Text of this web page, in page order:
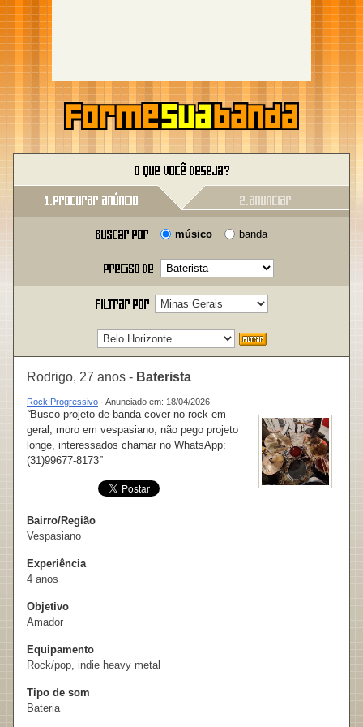
músico banda
Rodrigo, 27 anos - Baterista
Rock Progressivo · Anunciado em: 18/04/2026
“Busco projeto de banda cover no rock em
geral, moro em vespasiano, não pego projeto
longe, interessados chamar no WhatsApp:
(31)99677-8173”
Bairro/Região
Vespasiano
Experiência
4 anos
Objetivo
Amador
Equipamento
Rock/pop, indie heavy metal
Tipo de som
Bateria